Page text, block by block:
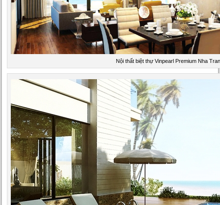
Nội thất biệt thự Vinpearl Premium Nha